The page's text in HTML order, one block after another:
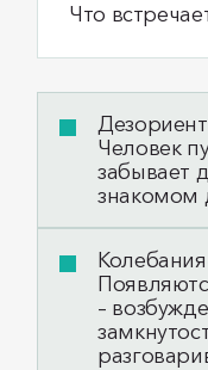
Что
Человек
забывает
знакомом
–